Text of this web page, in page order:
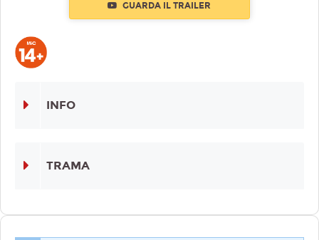
GUARDA IL TRAILER
INFO
TRAMA